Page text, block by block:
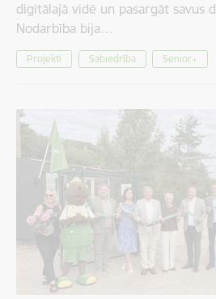
digitālajā vidē un pasargāt savus
Nodarbība bija…
Projekti Sabiedrība Senior+